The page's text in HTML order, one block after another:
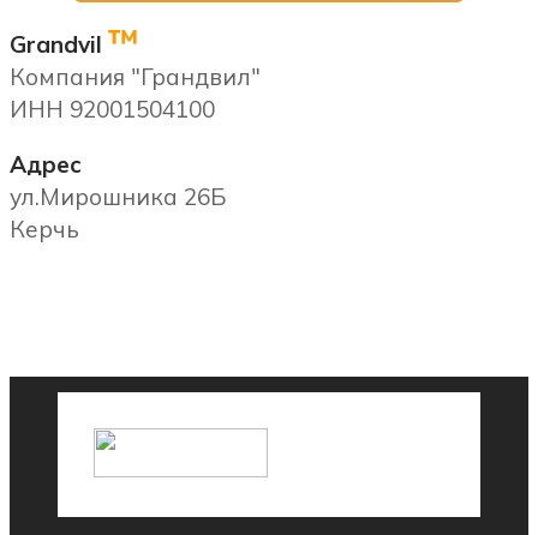
Grandvil ™
Компания "Грандвил"
ИНН 92001504100
Адрес
ул.Мирошника 26Б
Керчь